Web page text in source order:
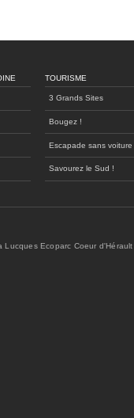
TOURISME
3 Grands Sites
Bougez !
Escapade sans voiture
Savourez le Sud !
Lucques Ecoparc Coeur